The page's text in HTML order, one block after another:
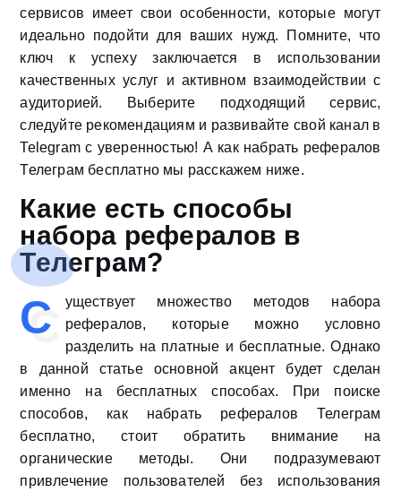
сервисов имеет свои особенности, которые могут
идеально подойти для ваших нужд. Помните, что
ключ к успеху заключается в использовании
качественных услуг и активном взаимодействии с
аудиторией. Выберите подходящий сервис,
следуйте рекомендациям и развивайте свой канал в
Telegram с уверенностью! А как набрать рефералов
Телеграм бесплатно мы расскажем ниже.
Какие есть способы
набора рефералов в
Телеграм?
С
уществует множество методов набора
рефералов, которые можно условно
разделить на платные и бесплатные. Однако
в данной статье основной акцент будет сделан
именно на бесплатных способах. При поиске
способов, как набрать рефералов Телеграм
бесплатно, стоит обратить внимание на
органические методы. Они подразумевают
привлечение пользователей без использования